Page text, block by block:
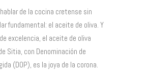
de la cocina cretense sin
fundamental: el aceite de oliva. Y
excelencia, el aceite de oliva
Sitia, con Denominación de
(DOP), es la joya de la corona.